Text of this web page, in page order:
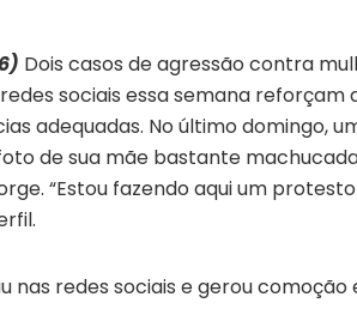
Dois casos de agressão contra
sociais essa semana
adequadas. No último domingo,
de sua mãe bastante
“Estou fazendo aqui um
nas redes sociais e gerou comoção